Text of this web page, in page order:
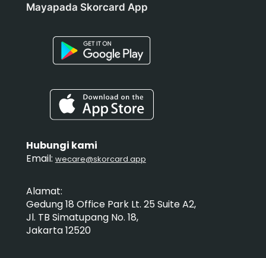
Mayapada Skorcard App
Hubungi kami
Email: wecare@skorcard.app
Alamat:
Gedung 18 Office Park Lt. 25 Suite A2,
Jl. TB Simatupang No. 18,
Jakarta 12520